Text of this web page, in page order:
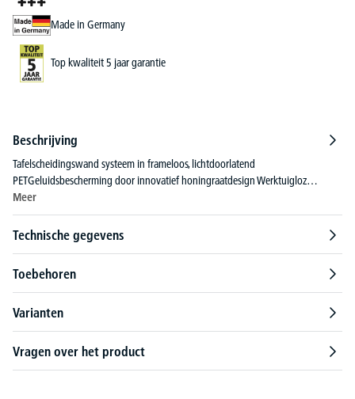
Made in Germany
Top kwaliteit 5 jaar garantie
Beschrijving
Tafelscheidingswand systeem in frameloos, lichtdoorlatend
PETGeluidsbescherming door innovatief honingraatdesign Werktuigloz…
Meer
Technische gegevens
Toebehoren
Varianten
Vragen over het product